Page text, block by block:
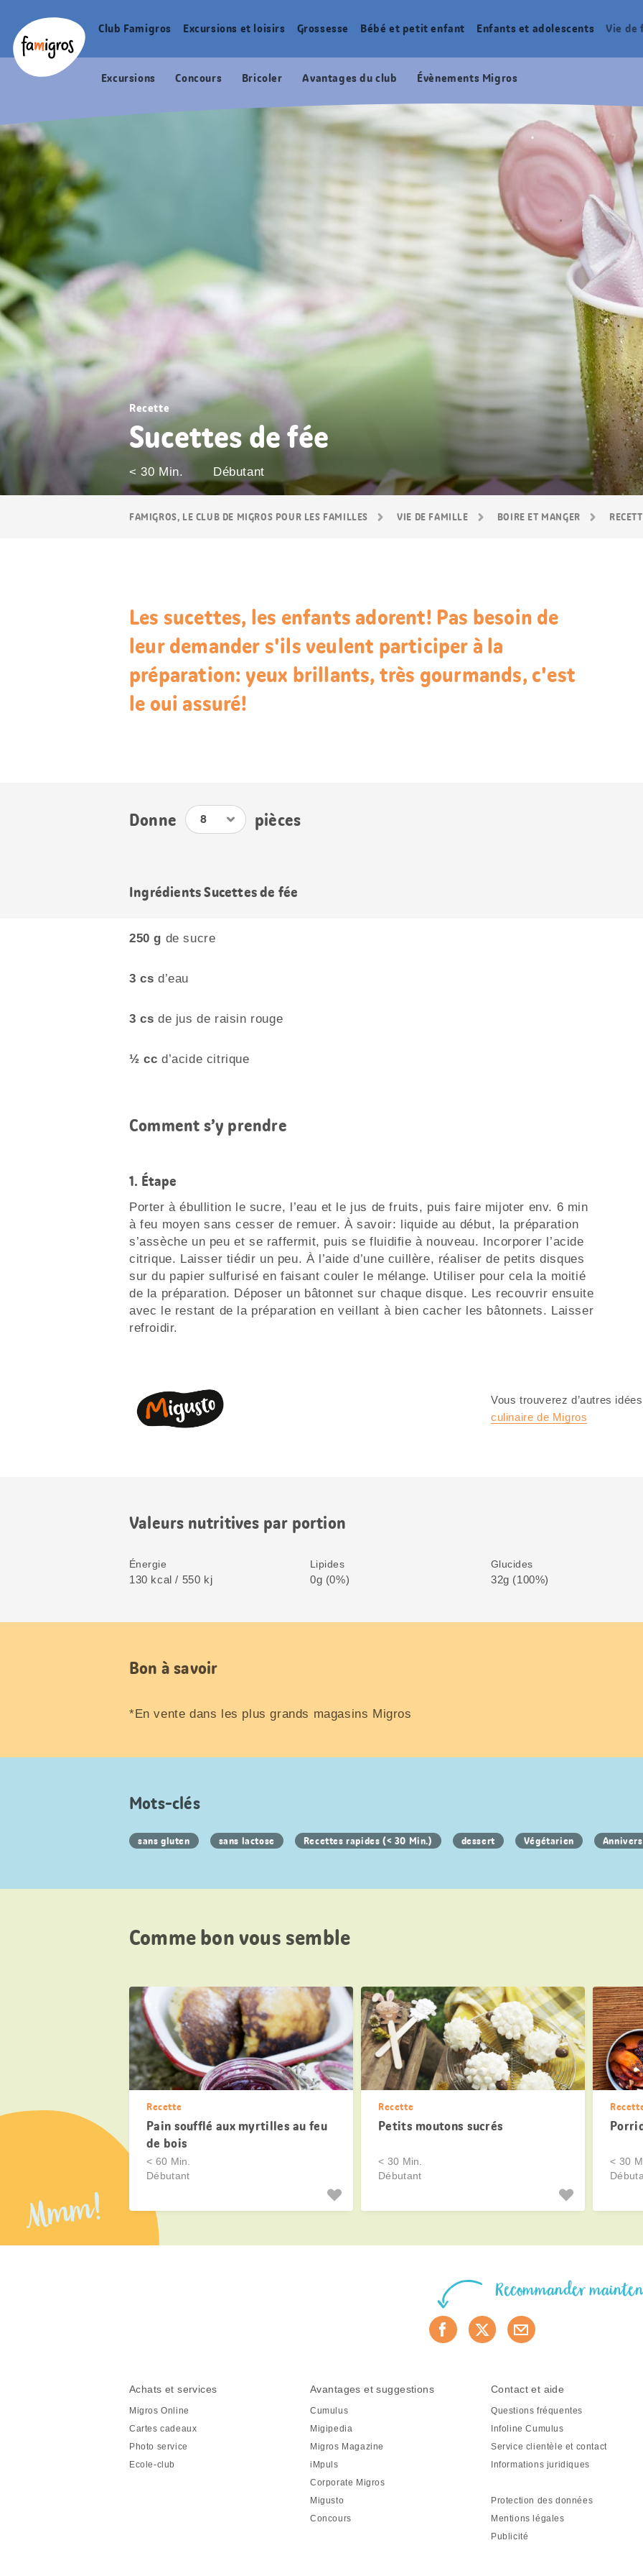
navigation
Logo
Navigation
Club Famigros Excursions et loisirs Grossesse Bébé et petit enfant Enfants et adolescents Vie de
Excursions Concours Bricoler Avantages du club Évènements Migros
FAMIGROS, LE CLUB DE MIGROS POUR LES FAMILLES VIE DE FAMILLE BOIRE ET MANGER
Recette
Sucettes de fée
< 30 Min. Débutant
Les sucettes, les enfants adorent! Pas besoin de
leur demander s'ils veulent participer à la
préparation: yeux brillants, très gourmands, c'est
le oui assuré!
Donne pièces
Ingrédients Sucettes de fée
250 g de sucre
3 cs d’eau
3 cs de jus de raisin rouge
½ cc d’acide citrique
Comment s’y prendre
1. Étape
Porter à ébullition le sucre, l’eau et le jus de fruits, puis faire mijoter env. 6 min
à feu moyen sans cesser de remuer. À savoir: liquide au début, la préparation
s’assèche un peu et se raffermit, puis se fluidifie à nouveau. Incorporer l’acide
citrique. Laisser tiédir un peu. À l’aide d’une cuillère, réaliser de petits disques
sur du papier sulfurisé en faisant couler le mélange. Utiliser pour cela la moitié
de la préparation. Déposer un bâtonnet sur chaque disque. Les recouvrir ensuite
avec le restant de la préparation en veillant à bien cacher les bâtonnets. Laisser
refroidir.
Vous trouverez d’autres
culinaire de Migros
Valeurs nutritives par portion
Énergie
130 kcal / 550 kj
Lipides
0g (0%)
Glucides
32g (100%)
Bon à savoir
*En vente dans les plus grands magasins Migros
Mots-clés
sans gluten sans lactose Recettes rapides (< 30 Min.) dessert Végétarien
Comme bon vous semble
Recette
Pain soufflé aux myrtilles au feu
de bois
< 60 Min.
Débutant
Recette
Petits moutons sucrés
< 30 Min.
Débutant
< 30
Mmm!
Recommander
Achats et services
Migros Online
Cartes cadeaux
Photo service
Ecole-club
Avantages et suggestions
Cumulus
Migipedia
Migros Magazine
iMpuls
Corporate Migros
Migusto
Concours
Contact et aide
Questions fréquentes
Infoline Cumulus
Service clientèle et contact
Informations juridiques
Protection des données
Mentions légales
Publicité